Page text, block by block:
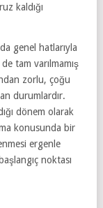
kaldığı
genel hatlarıyla
tam varılmamış
zorlu, çoğu
durumlardır.
dönem olarak
konusunda bir
ergenle
noktası